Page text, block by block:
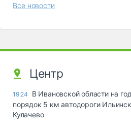
Все новости
Центр
19:24
В Ивановской области на
порядок 5 км автодороги
Кулачево